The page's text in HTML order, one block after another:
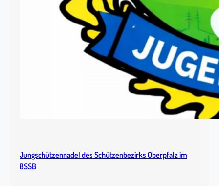
Jungschützennadel des Schützenbezirks Oberpfalz im
BSSB